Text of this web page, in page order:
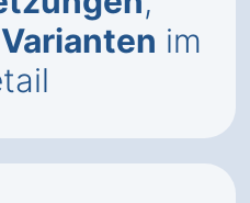
Varianten im